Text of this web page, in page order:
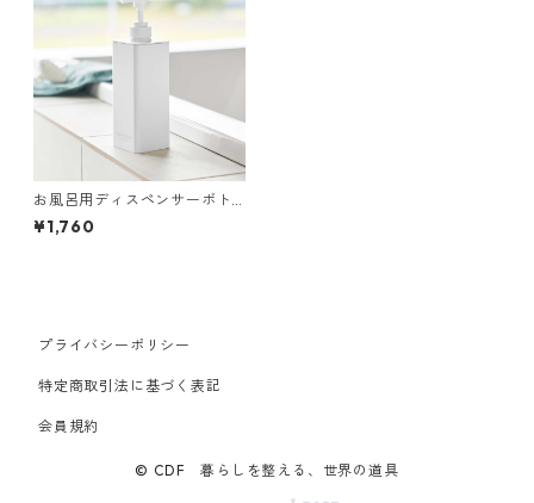
お風呂用ディスペンサーボト
ル 山崎実業 tower タワー た
っぷり洗剤が出るディスペン
¥1,760
プライバシーポリシー
特定商取引法に基づく表記
会員規約
© CDF 暮らしを整える、世界の道具